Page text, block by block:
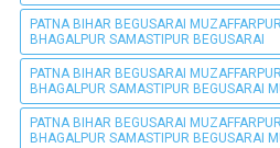
PATNA BIHAR BEGUSARAI
BHAGALPUR SAMASTIPUR BEGUSARAI
PATNA BIHAR BEGUSARAI
BHAGALPUR SAMASTIPUR BEGUSARAI
PATNA BIHAR BEGUSARAI
BHAGALPUR SAMASTIPUR BEGUSARAI